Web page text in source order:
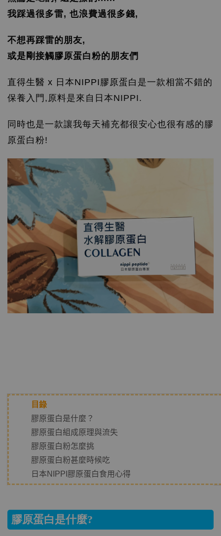
我踩過很多雷, 也浪費過很多錢,
不想再踩雷的朋友,
或是剛接觸膠原蛋白粉的朋友們
直得生醫 x 日本NIPPI膠原蛋白 是一款相當不錯的
保養入門,原料是來自日本NIPPI.
同時也是一款讓我每天補充都很安心也很有感的膠
原蛋白粉!
目錄
膠原蛋白是什麼？
膠原蛋白組成原理與流失
膠原蛋白粉怎麼挑
膠原蛋白粉甚麼時候吃
日本NIPPI膠原蛋白食用心得
膠原蛋白是什麼?